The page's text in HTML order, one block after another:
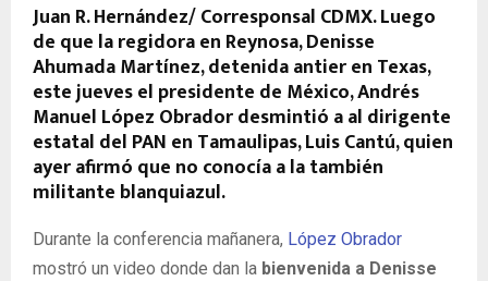
Juan R. Hernández/ Corresponsal CDMX. Luego
de que la regidora en Reynosa, Denisse
Ahumada Martínez, detenida antier en Texas,
este jueves el presidente de México, Andrés
Manuel López Obrador desmintió a al dirigente
estatal del PAN en Tamaulipas, Luis Cantú, quien
ayer afirmó que no conocía a la también
militante blanquiazul.
Durante la conferencia mañanera, López Obrador
mostró un video donde dan la bienvenida a Denisse